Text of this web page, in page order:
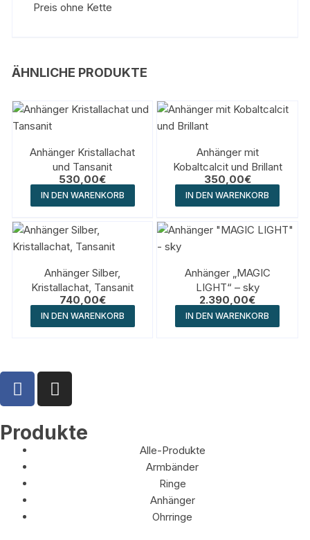
Preis ohne Kette
ÄHNLICHE PRODUKTE
Anhänger Kristallachat
und Tansanit
530,00€
IN DEN WARENKORB
Anhänger mit
Kobaltcalcit und Brillant
350,00€
IN DEN WARENKORB
Anhänger Silber,
Kristallachat, Tansanit
740,00€
IN DEN WARENKORB
Anhänger „MAGIC
LIGHT“ – sky
2.390,00€
IN DEN WARENKORB
Produkte
Alle-Produkte
Armbänder
Ringe
Anhänger
Ohrringe